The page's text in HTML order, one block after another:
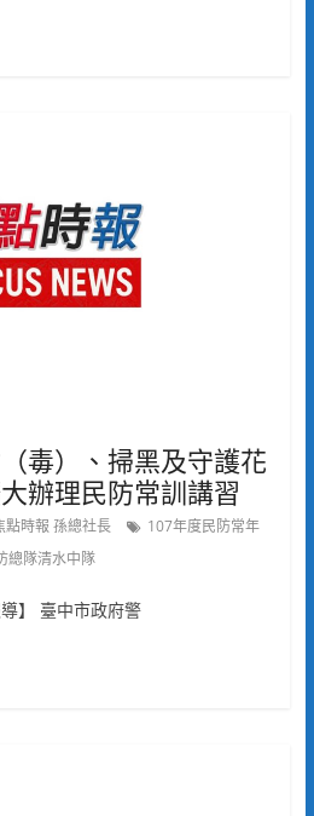
毒）、掃黑及守護花
辦理民防常訓講習
點時報 孫總社長
107年度民防常年
總隊清水中隊
】 臺中市政府警